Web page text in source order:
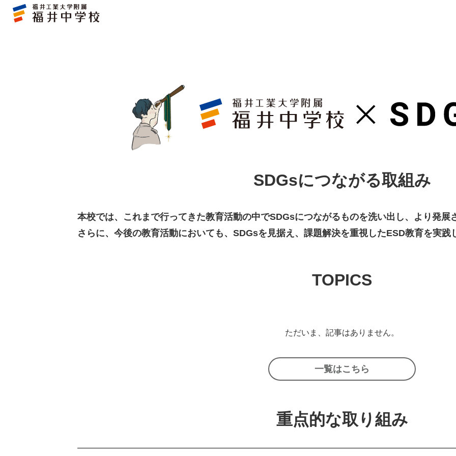
SDGs
SDGsにつながる取組み
本校では、これまで行ってきた教育活動の中でSDGsにつながるものを洗い出し、より発展
さらに、今後の教育活動においても、SDGsを見据え、課題解決を重視したESD教育を実践
TOPICS
ただいま、記事はありません。
一覧はこちら
重点的な取り組み